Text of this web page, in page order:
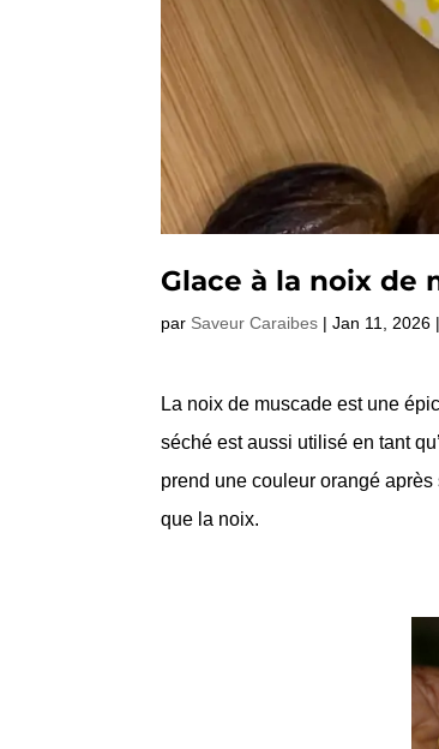
Glace à la noix de
par Saveur Caraibes |Jan 11, 2026 |
La noix de muscade est une
séché est aussi utilisé en tant
prend une couleur orangé
que la noix.